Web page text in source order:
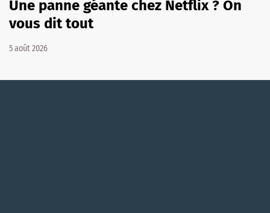
Une panne géante chez Netflix ? On
vous dit tout
5 août 2026